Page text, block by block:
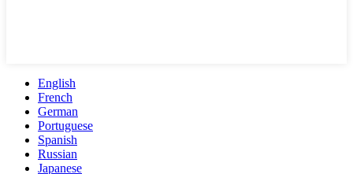
English
French
German
Portuguese
Spanish
Russian
Japanese